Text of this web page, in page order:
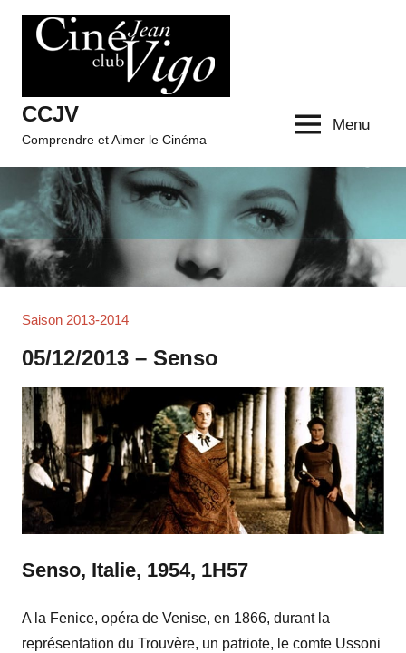
Aller
CCJV
Comprendre et Aimer le Cinéma
Menu
Saison 2013-2014
05/12/2013 – Senso
Senso, Italie, 1954, 1H57
A la Fenice, opéra de Venise, en 1866, durant la
représentation du Trouvère, un patriote, le comte Ussoni